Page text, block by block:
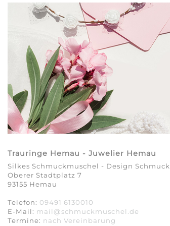
Trauringe Hemau - Juwelier Hemau
Silkes Schmuckmuschel - Design Schmuck
Oberer Stadtplatz 7
93155 Hemau
Telefon: 09491 6130010
E-Mail: mail@schmuckmuschel.de
Termine: nach Vereinbarung​​​​​​​